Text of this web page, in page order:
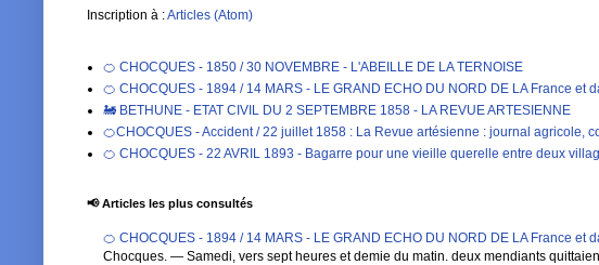
Inscription à :Articles (Atom)
🍊 CHOCQUES - 1850 / 30 NOVEMBRE - L'ABEILLE DE LA TERNOISE
🍊 CHOCQUES - 1894 / 14 MARS - LE GRAND ECHO DU NORD DE LA France et
🚂 BETHUNE - ETAT CIVIL DU 2 SEPTEMBRE 1858 - LA REVUE ARTESIENNE
🍊CHOCQUES - Accident / 22 juillet 1858 : La Revue artésienne : journal agricole,
🍊 CHOCQUES - 22 AVRIL 1893 - Bagarre pour une vieille querelle entre deux
📢 Articles les plus consultés
🍊 CHOCQUES - 1894 / 14 MARS - LE GRAND ECHO DU NORD DE LA France et
Chocques. — Samedi, vers sept heures et demie du matin. deux mendiants